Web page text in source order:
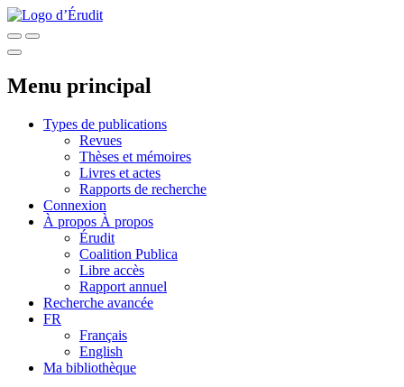
Menu principal
Types de publications
Revues
Thèses et mémoires
Livres et actes
Rapports de recherche
Connexion
À propos À propos
Érudit
Coalition Publica
Libre accès
Rapport annuel
Recherche avancée
FR
Français
English
Ma bibliothèque